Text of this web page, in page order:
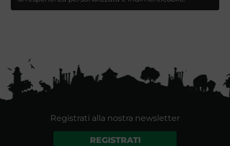
Registrati alla nostra newsletter
REGISTRATI